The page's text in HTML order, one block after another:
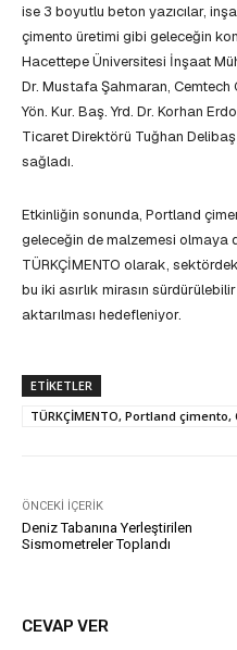
ise 3 boyutlu beton yazıcılar,
çimento üretimi gibi geleceğin
Hacettepe Üniversitesi İnşaat
Dr. Mustafa Şahmaran,
Yön. Kur. Baş. Yrd. Dr. Korhan
Ticaret Direktörü Tuğhan Delibaş
sağladı.
Etkinliğin sonunda, Portland
geleceğin de malzemesi olmaya
TÜRKÇİMENTO olarak,
bu iki asırlık mirasın
aktarılması hedefleniyor.
ETIKETLER
TÜRKÇİMENTO, Portland
ÖNCEKI İÇERIK
Deniz Tabanına Yerleştirilen
Sismometreler Toplandı
CEVAP VER